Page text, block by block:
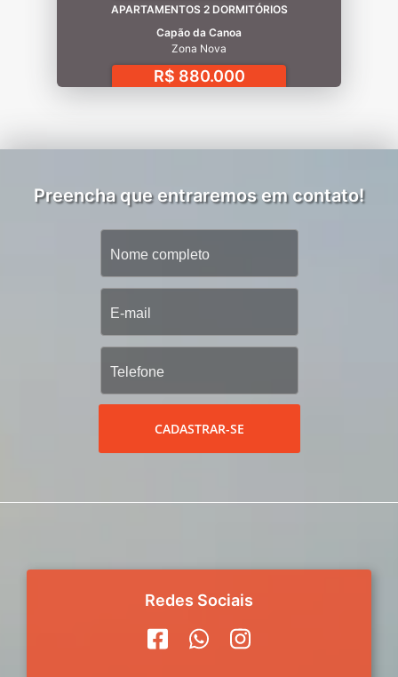
APARTAMENTOS 2 DORMITÓRIOS
Capão da Canoa
Zona Nova
R$ 880.000
Preencha que entraremos em contato!
CADASTRAR-SE
Redes Sociais